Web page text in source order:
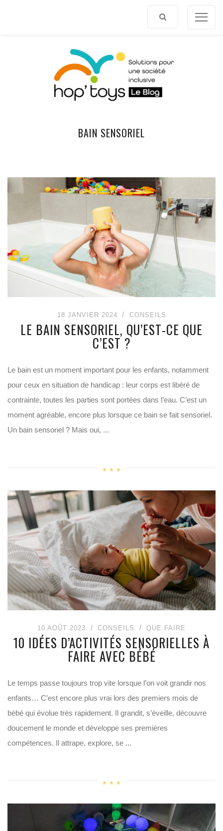
BAIN SENSORIEL
18 JANVIER 2024 CONSEILS
LE BAIN SENSORIEL, QU’EST-CE QUE
C’EST ?
Le bain est un moment important pour les enfants, notamment
pour ceux en situation de handicap : leur corps est libéré de
contrainte, toutes les parties sont portées dans l’eau. C’est un
moment agréable, encore plus lorsque ce bain se fait sensoriel.
Un bain sensoriel ? Mais oui, ...
10 AOÛT 2023 CONSEILS QUE FAIRE
10 IDÉES D’ACTIVITÉS SENSORIELLES À
FAIRE AVEC BÉBÉ
Le temps passe toujours trop vite lorsque l’on voit grandir nos
enfants… C’est encore plus vrai lors des premiers mois de
bébé qui évolue très rapidement. Il grandit, s’éveille, découvre
doucement le monde et développe ses premières
compétences. Il attrape, explore, se ...